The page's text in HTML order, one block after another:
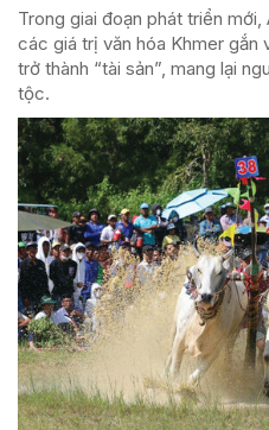
Trong giai đoạn phát triển
các giá trị văn hóa Khmer gắn
trở thành “tài sản”, mang lại
tộc.